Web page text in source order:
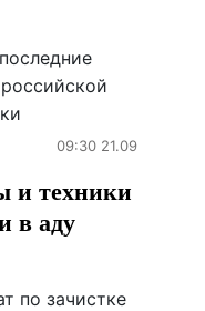
09:30 21.09
и техники
в аду
по зачистке